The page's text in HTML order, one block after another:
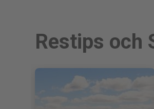
Restips och